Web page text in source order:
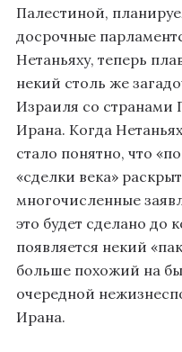
Палестиной,
досрочные
Нетаньяху, теперь
некий столь же
Израиля со странами
Ирана. Когда
стало понятно, что
«сделки века»
многочисленные
это будет сделано до
появляется некий
больше похожий на
очередной
Ирана.